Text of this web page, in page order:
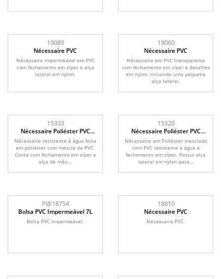
19089
Nécessaire PVC
Nécessaire impermeável em PVC
com fechamento em zíper e alça
lateral em nylon.
19060
Nécessaire PVC
Nécessaire em PVC transparente
com fechamento em zíper e detalhes
em nylon, incluindo uma pequena
alça lateral.
15333
Nécessaire Poliéster PVC
Mescla
Nécessaire resistente à água feita
em poliéster com mescla de PVC.
Conta com fechamento em zíper e
alça de mão...
15320
Nécessaire Poliéster PVC
Mescla
Nécessaire em Poliéster mesclado
com PVC resistente à água e
fechamento em zíper. Possui alça
lateral em nylon para...
P@18754
Bolsa PVC Impermeável 7L
Bolsa PVC Impermeável.
18810
Nécessaire PVC
Nécessaire PVC.